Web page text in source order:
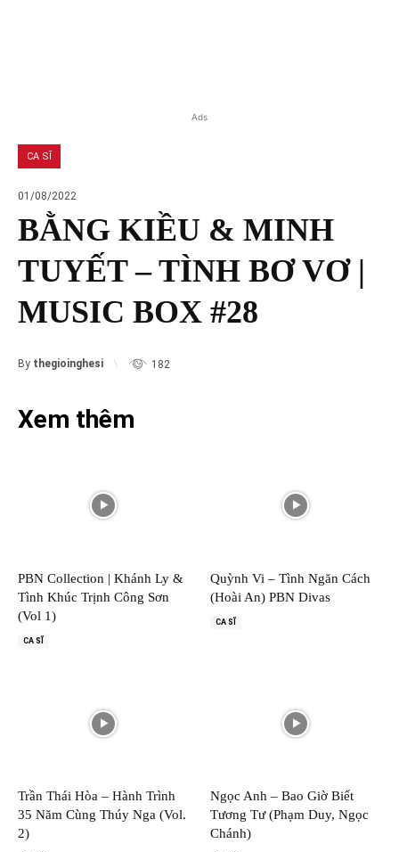
Ads
CA SĨ
01/08/2022
BẰNG KIỀU & MINH
TUYẾT – TÌNH BƠ VƠ |
MUSIC BOX #28
By thegioinghesi 182
Xem thêm
PBN Collection | Khánh Ly &
Tình Khúc Trịnh Công Sơn
(Vol 1)
CA SĨ
Quỳnh Vi – Tình Ngăn Cách
(Hoài An) PBN Divas
CA SĨ
Trần Thái Hòa – Hành Trình
35 Năm Cùng Thúy Nga (Vol.
2)
Ngọc Anh – Bao Giờ Biết
Tương Tư (Phạm Duy, Ngọc
Chánh)